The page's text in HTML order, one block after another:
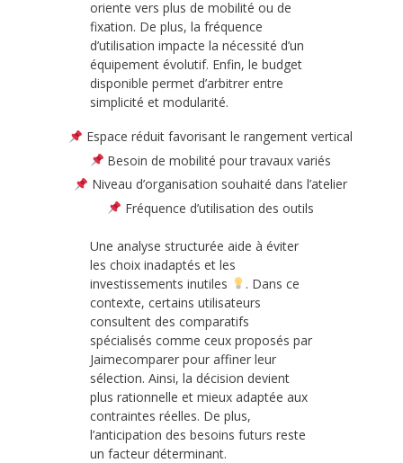
oriente vers plus de mobilité ou de
fixation. De plus, la fréquence
d’utilisation impacte la nécessité d’un
équipement évolutif. Enfin, le budget
disponible permet d’arbitrer entre
simplicité et modularité.
Espace réduit favorisant le rangement vertical
Besoin de mobilité pour travaux variés
Niveau d’organisation souhaité dans l’atelier
Fréquence d’utilisation des outils
Une analyse structurée aide à éviter
les choix inadaptés et les
investissements inutiles
. Dans ce
contexte, certains utilisateurs
consultent des comparatifs
spécialisés comme ceux proposés par
Jaimecomparer pour affiner leur
sélection. Ainsi, la décision devient
plus rationnelle et mieux adaptée aux
contraintes réelles. De plus,
l’anticipation des besoins futurs reste
un facteur déterminant.